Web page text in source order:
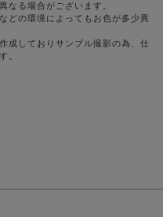
なる場合がございます。
どの環境によってもお色が多少異
成しておりサンプル撮影の為、仕
。